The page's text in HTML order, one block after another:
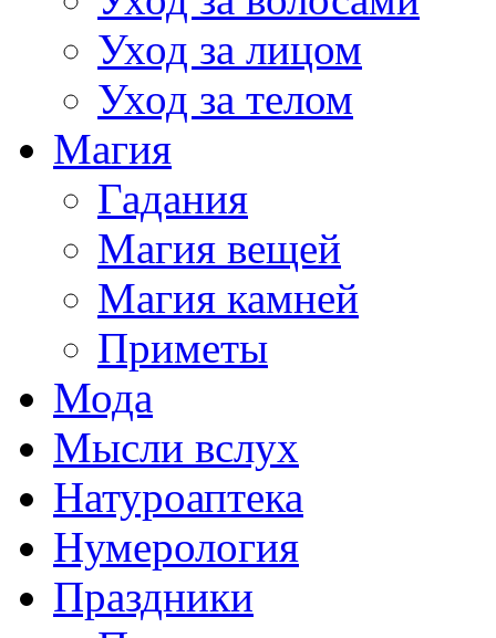
Уход за лицом
Уход за телом
Магия
Гадания
Магия вещей
Магия камней
Приметы
Мода
Мысли вслух
Натуроаптека
Нумерология
Праздники